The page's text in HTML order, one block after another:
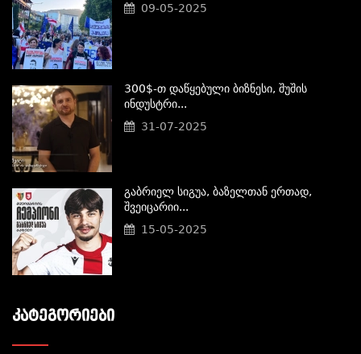
09-05-2025
300$-Თ Დაწყებული Ბიზნესი, Შუშის
Ინდუსტრი...
31-07-2025
Გაბრიელ Სიგუა, Ბაზელთან Ერთად,
Შვეიცარიი...
15-05-2025
ᲙᲐᲢᲔᲒᲝᲠᲘᲔᲑᲘ